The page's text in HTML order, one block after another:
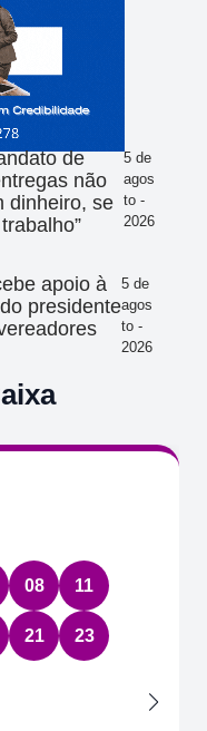
de
não
dinheiro, se
5 de
agos
to -
2026
apoio à
presidente
5 de
agos
to -
2026
08 11
21 23